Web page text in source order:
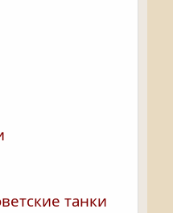
танки